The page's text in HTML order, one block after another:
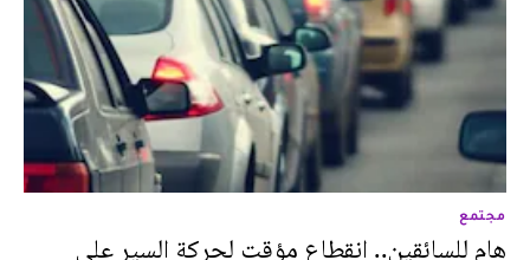
مجتمع
هام للسائقين.. انقطاع مؤقت لحركة السير على